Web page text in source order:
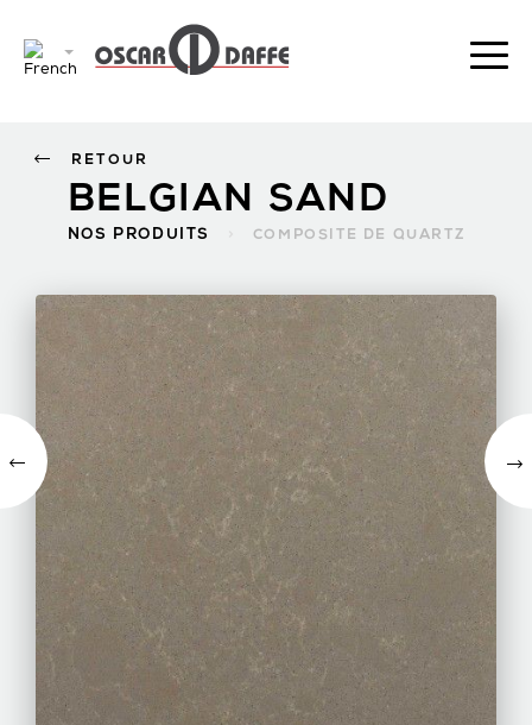
BELGIAN SAND
NOS PRODUITS COMPOSITE DE QUARTZ
RETOUR